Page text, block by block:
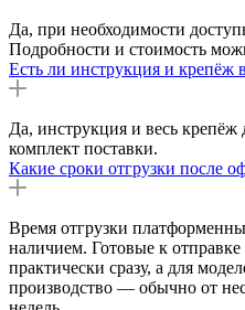
Да, при необходимости
Подробности и стоимость
Есть ли инструкция и крепёж
Да, инструкция и весь
комплект поставки.
Какие сроки отгрузки после
Время отгрузки
наличием. Готовые к отправке
практически сразу, а для
производство — обычно от